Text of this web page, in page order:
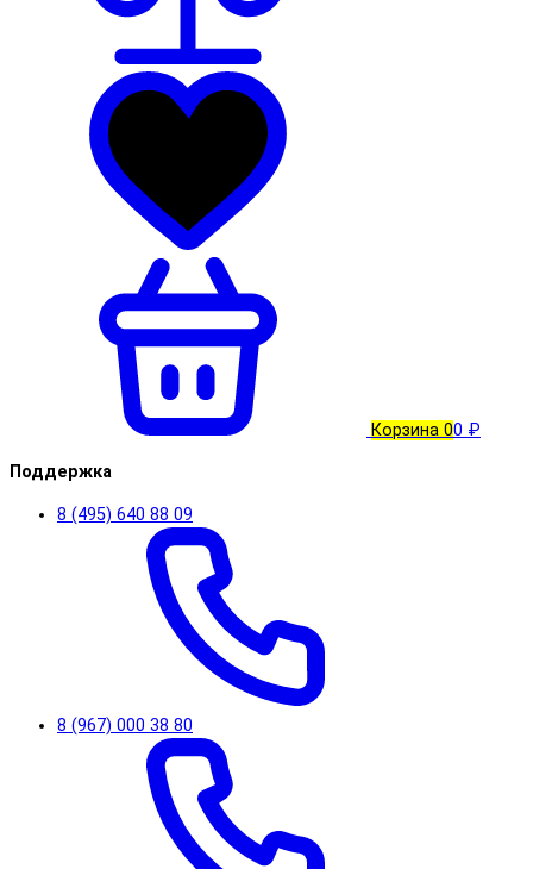
Корзина 00 ₽
Поддержка
8 (495) 640 88 09
8 (967) 000 38 80